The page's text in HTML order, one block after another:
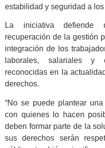
estabilidad y seguridad a
La iniciativa defiende
recuperación de la gestión
integración de los
laborales, salariales y
reconocidas en la
derechos.
“No se puede plantear
con quienes lo hacen
deben formar parte de la
sus derechos serán